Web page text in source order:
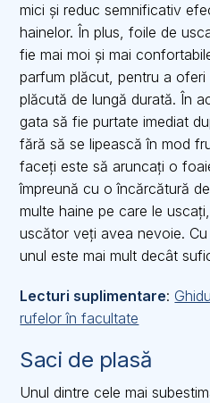
mici și reduc semnificativ
hainelor. În plus, foile de
fie mai moi și mai
parfum plăcut, pentru a
plăcută de lungă durată. În
gata să fie purtate imediat
fără să se lipească în mod
faceți este să aruncați o
împreună cu o încărcătură
multe haine pe care le
uscător veți avea nevoie.
unul este mai mult decât
Lecturi suplimentare:
rufelor în facultate
Saci de plasă
Unul dintre cele mai